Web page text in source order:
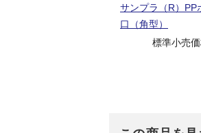
サンプラ（R）PP
口（角型）
標準小売